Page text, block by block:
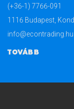
(+36-1) 7766-091
1116 Budapest,
info@econtrading.hu
TOVÁBB